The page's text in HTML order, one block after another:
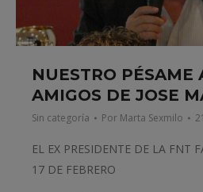
NUESTRO PÉSAME
AMIGOS DE JOSE
Sin categoría Por Marta Sexmilo
EL EX PRESIDENTE DE LA FNT
17 DE FEBRERO